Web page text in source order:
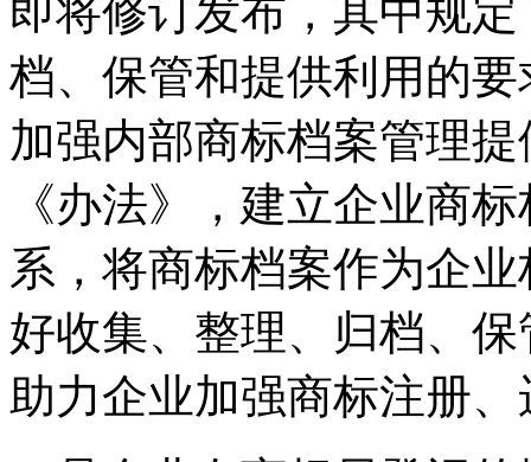
即将修订发布，其中规
档、保管和提供利用的
加强内部商标档案管理
《办法》，建立企业商
系，将商标档案作为企
好收集、整理、归档、
助力企业加强商标注册